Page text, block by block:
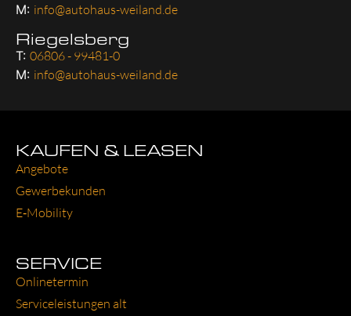
M: info@autohaus-weiland.de
Riegelsberg
T: 06806 - 99481-0
M: info@autohaus-weiland.de
KAUFEN & LEASEN
Ange­bo­te
Gewer­be­kun­den
E‑Mobility
SERVICE
Online­ter­min
Ser­vice­leis­tun­gen alt